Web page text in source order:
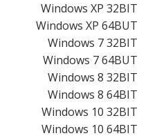
Windows XP 32BIT
Windows XP 64BUT
Windows 7 32BIT
Windows 7 64BUT
Windows 8 32BIT
Windows 8 64BIT
Windows 10 32BIT
Windows 10 64BIT